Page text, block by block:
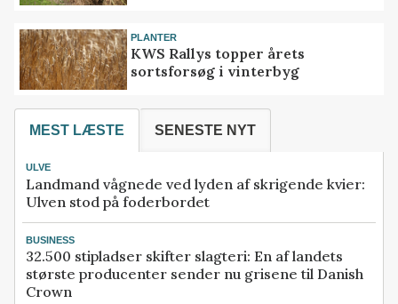
PLANTER
KWS Rallys topper årets
sortsforsøg i vinterbyg
MEST LÆSTE SENESTE NYT
ULVE
Landmand vågnede ved lyden af skrigende kvier:
Ulven stod på foderbordet
BUSINESS
32.500 stipladser skifter slagteri: En af landets
største producenter sender nu grisene til Danish
Crown